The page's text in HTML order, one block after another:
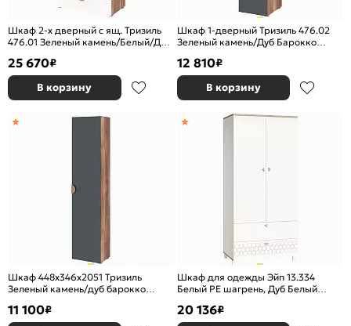
Шкаф 2-х дверный с ящ. Тризиль
476.01 Зеленый камень/Белый/Дуб
25 670₽
В корзину
Шкаф 1-дверный Тризиль 476.02
Зеленый камень/Дуб Барокко
12 810₽
В корзину
Шкаф 448x346x2051 Тризиль
Зеленый камень/дуб барокко
11 100₽
Шкаф для одежды Эйп 13.334
Белый PE шагрень, Дуб Белый
20 136₽